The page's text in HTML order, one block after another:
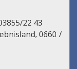
22 43
0660 /